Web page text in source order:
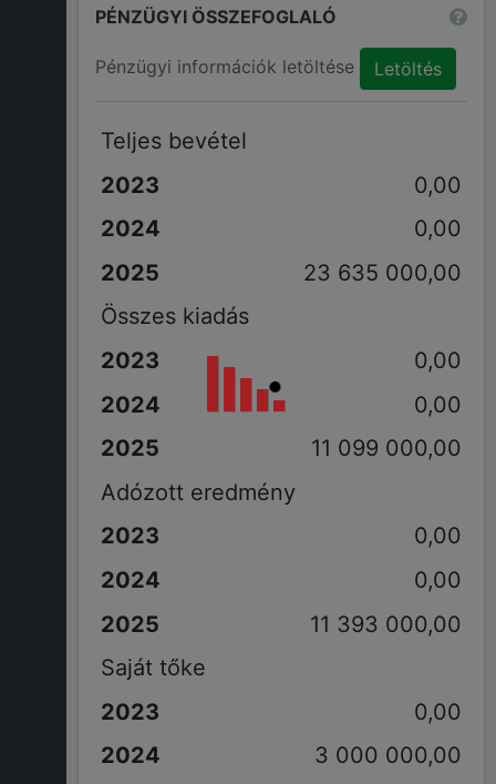
PÉNZÜGYI ÖSSZEFOGLALÓ
Pénzügyi információk letöltése Letöltés
Teljes bevétel
0,00
0,00
23 635 000,00
Összes kiadás
0,00
0,00
11 099 000,00
Adózott eredmény
0,00
0,00
11 393 000,00
Saját tőke
0,00
3 000 000,00